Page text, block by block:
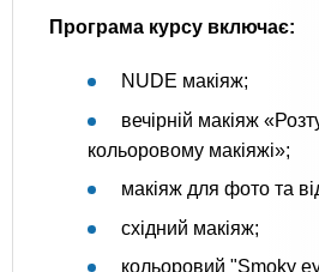
Програма курсу включає:
NUDE макіяж;
вечірній макіяж
кольоровому макіяжі»;
макіяж для фото та
східний макіяж;
кольоровий "Smoky